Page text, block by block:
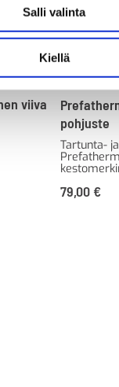
Salli valinta
Kiellä
viiva
pohjuste
Tartunta-
Prefatherm
79,00 €